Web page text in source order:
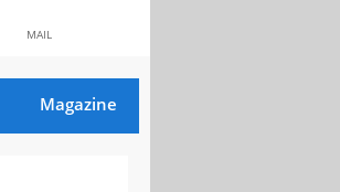
MAIL
Magazine